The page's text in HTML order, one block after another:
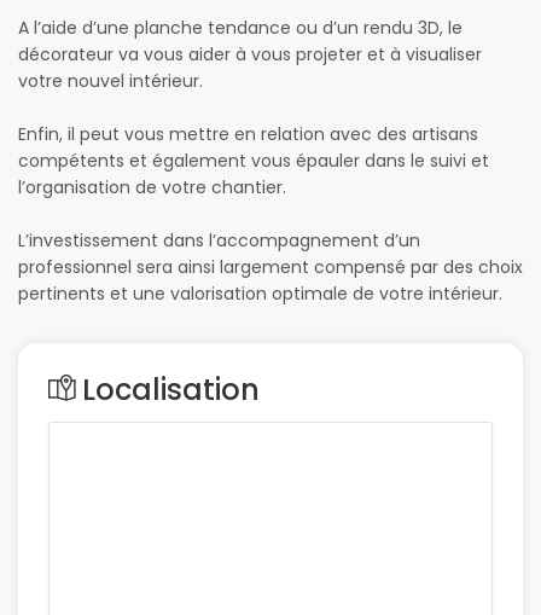
A l’aide d’une planche tendance ou d’un rendu 3D, le
décorateur va vous aider à vous projeter et à visualiser
votre nouvel intérieur.
Enfin, il peut vous mettre en relation avec des artisans
compétents et également vous épauler dans le suivi et
l’organisation de votre chantier.
L’investissement dans l’accompagnement d’un
professionnel sera ainsi largement compensé par des choix
pertinents et une valorisation optimale de votre intérieur.
Localisation